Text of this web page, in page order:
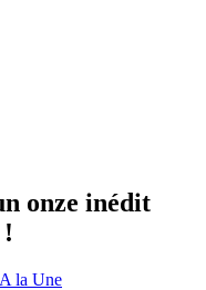
onze inédit
A la Une